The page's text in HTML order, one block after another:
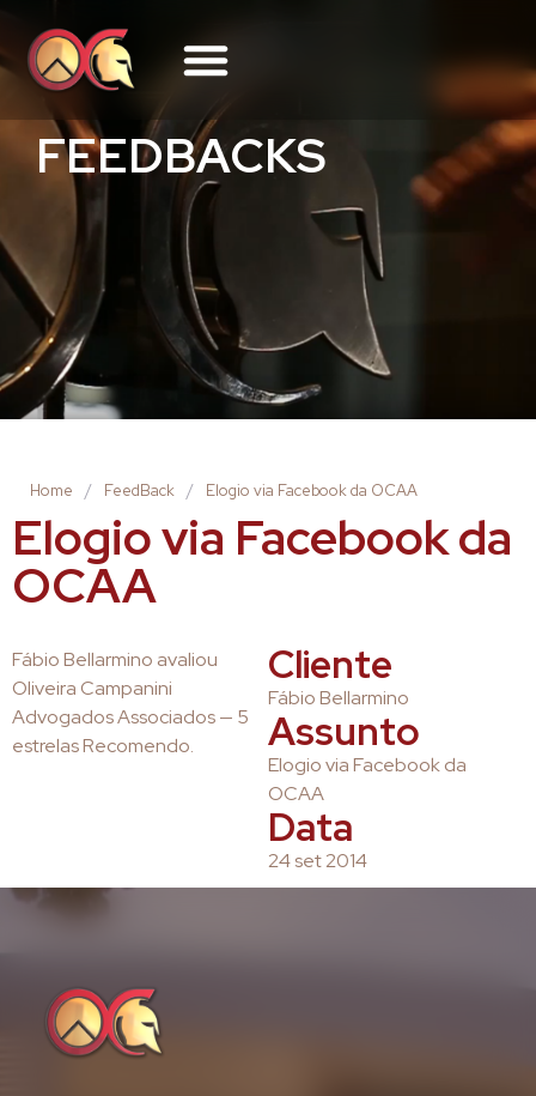
FEEDBACKS
Home / FeedBack / Elogio via Facebook da OCAA
Elogio via Facebook da
OCAA
Fábio Bellarmino avaliou
Oliveira Campanini
Advogados Associados — 5
estrelas Recomendo.
Cliente
Fábio Bellarmino
Assunto
Elogio via Facebook da
OCAA
Data
24 set 2014